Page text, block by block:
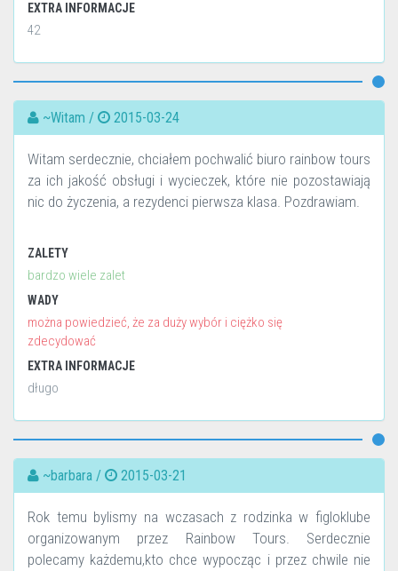
EXTRA INFORMACJE
42
~Witam / 2015-03-24
Witam serdecznie, chciałem pochwalić biuro rainbow tours
za ich jakość obsługi i wycieczek, które nie pozostawiają
nic do życzenia, a rezydenci pierwsza klasa. Pozdrawiam.
ZALETY
bardzo wiele zalet
WADY
można powiedzieć, że za duży wybór i ciężko się
zdecydować
EXTRA INFORMACJE
długo
~barbara / 2015-03-21
Rok temu bylismy na wczasach z rodzinka w figloklube
organizowanym przez Rainbow Tours. Serdecznie
polecamy każdemu,kto chce wypocząc i przez chwile nie